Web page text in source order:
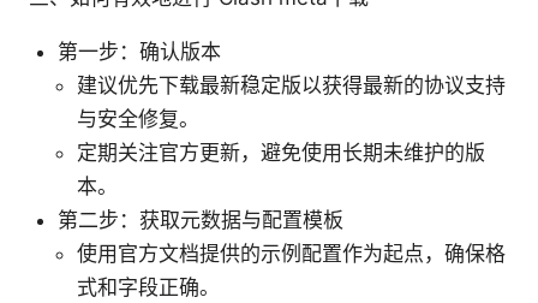
第一步：确认版本
建议优先下载最新稳定版以获得最新的协议支持
与安全修复。
定期关注官方更新，避免使用长期未维护的版
本。
第二步：获取元数据与配置模板
使用官方文档提供的示例配置作为起点，确保格
式和字段正确。